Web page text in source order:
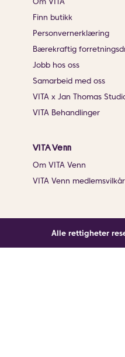
Finn butikk
Personvernerklæring
Bærekraftig
Jobb hos oss
Samarbeid med oss
VITA x Jan Thomas
VITA Behandlinger
VITA Venn
Om VITA Venn
VITA Venn
Alle rettigheter